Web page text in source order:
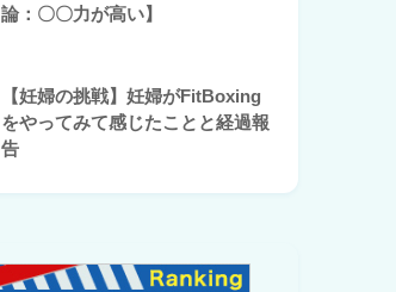
論：〇〇力が高い】
【妊婦の挑戦】妊婦がFitBoxing
をやってみて感じたことと経過報
告